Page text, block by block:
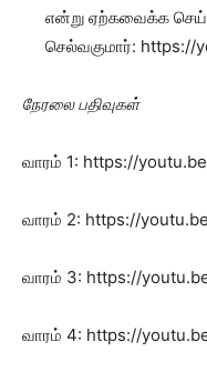
என்று ஏற்கவைக்க
செல்வகுமார்: https://
நேரலை பதிவுகள்
வாரம் 1: https://
வாரம் 2: https://
வாரம் 3: https://
வாரம் 4: https://